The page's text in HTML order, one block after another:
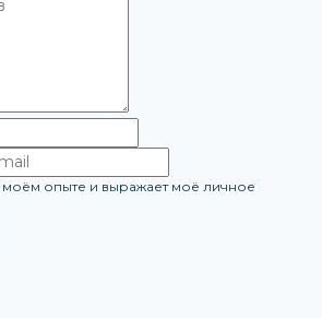
моём опыте и выражает моё личное